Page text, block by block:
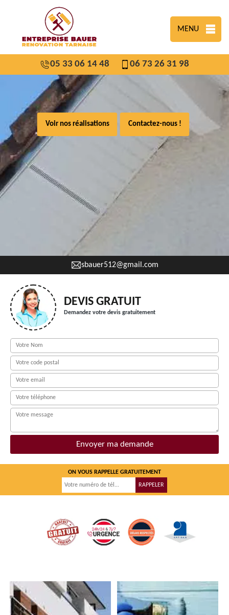
MENU
05 33 06 14 48 06 73 26 31 98
Voir nos réalisations Contactez-nous !
sbauer512@gmail.com
DEVIS GRATUIT
Demandez votre devis gratuitement
ON VOUS RAPPELLE GRATUITEMENT